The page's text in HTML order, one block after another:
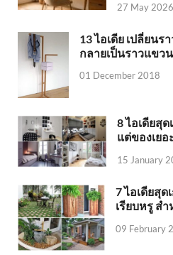
27 May 2026
13 ไอเดีย เปลี่ยน
กลายเป็นราวแขว
01 December 2018
8 ไอเดียสุ
แต่ของเยอ
15 January
7 ไอเดียสุ
เรียบหรู ส
09 February